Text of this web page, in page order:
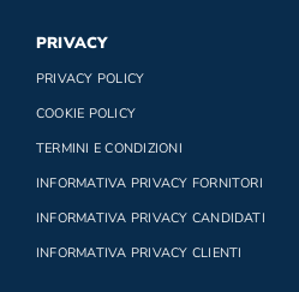
PRIVACY
PRIVACY POLICY
COOKIE POLICY
TERMINI E CONDIZIONI
INFORMATIVA PRIVACY FORNITORI
INFORMATIVA PRIVACY CANDIDATI
INFORMATIVA PRIVACY CLIENTI